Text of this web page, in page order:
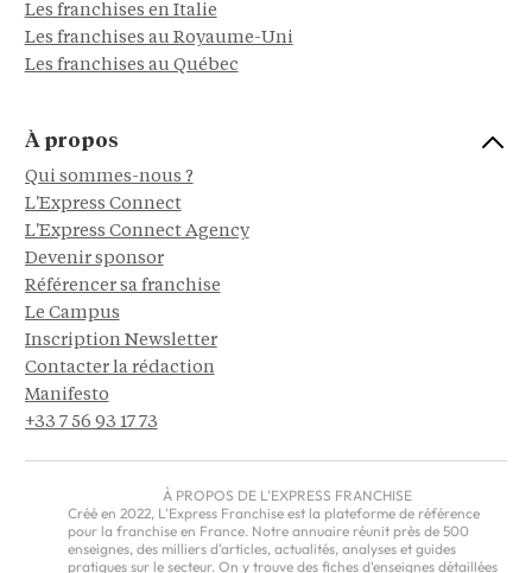
Les franchises en Italie
Les franchises au Royaume-Uni
Les franchises au Québec
À propos
Qui sommes-nous ?
L'Express Connect
L'Express Connect Agency
Devenir sponsor
Référencer sa franchise
Le Campus
Inscription Newsletter
Contacter la rédaction
Manifesto
+33 7 56 93 17 73
À PROPOS DE L'EXPRESS FRANCHISE
Créé en 2022, L'Express Franchise est la plateforme de référence
pour la franchise en France. Notre annuaire réunit près de 500
enseignes, des milliers d'articles, actualités, analyses et guides
pratiques sur le secteur. On y trouve des fiches d'enseignes détaillées